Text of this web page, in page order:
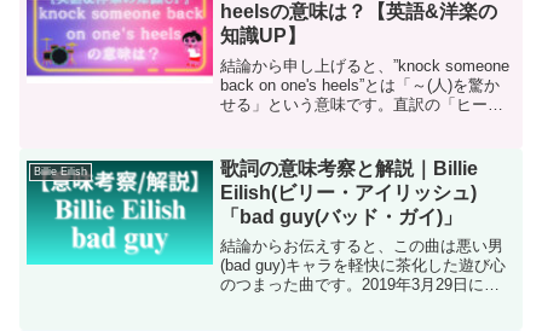
heelsの意味は？【英語&洋楽の
知識UP】
結論から申し上げると、”knock someone
back on one's heels”とは「～(人)を驚か
せる」という意味です。直訳の「ヒール
Billie Eilish
歌詞の意味考察と解説｜Billie
Eilish(ビリー・アイリッシュ)
「bad guy(バッド・ガイ)」
結論からお伝えすると、この曲は悪い男
(bad guy)キャラを軽快に茶化した遊び心
のつまった曲です。2019年3月29日にビ